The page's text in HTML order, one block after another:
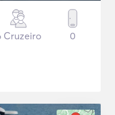
Cruzeiro 0